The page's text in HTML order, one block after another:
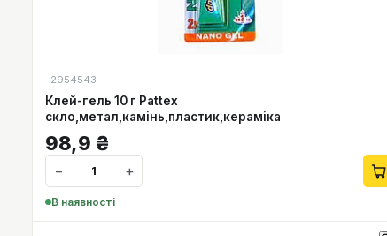
2954543
Клей-гель 10 г Pattex
скло,метал,камінь,пластик,кераміка
98,9 ₴
− +
В наявності